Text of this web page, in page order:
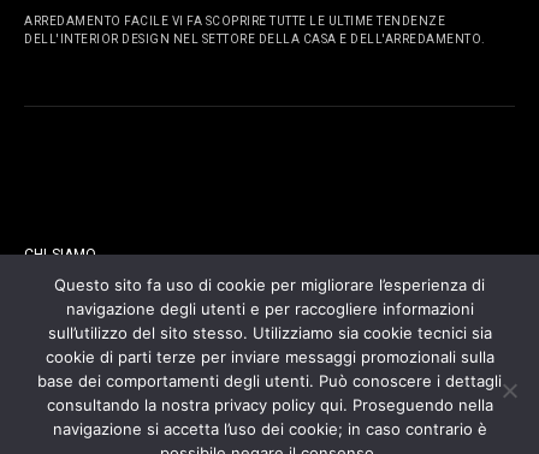
ARREDAMENTO FACILE VI FA SCOPRIRE TUTTE LE ULTIME TENDENZE
DELL'INTERIOR DESIGN NEL SETTORE DELLA CASA E DELL'ARREDAMENTO.
CHI SIAMO
CONTATTI
COOKIES POLICY
PRIVACY POLICY
Questo sito fa uso di cookie per migliorare l’esperienza di
navigazione degli utenti e per raccogliere informazioni
sull’utilizzo del sito stesso. Utilizziamo sia cookie tecnici sia
cookie di parti terze per inviare messaggi promozionali sulla
base dei comportamenti degli utenti. Può conoscere i dettagli
consultando la nostra privacy policy qui. Proseguendo nella
navigazione si accetta l’uso dei cookie; in caso contrario è